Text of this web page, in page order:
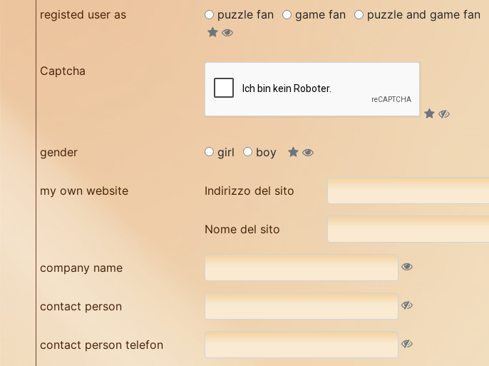
registed user as puzzle fan game fan puzzle and game fan
Captcha
gender girl boy
my own website Indirizzo del sito
Nome del sito
company name
contact person
contact person telefon